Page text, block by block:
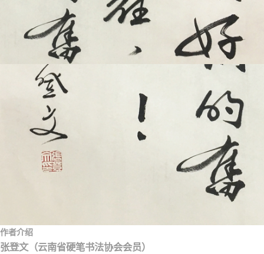
作者介绍
张登文（云南省硬笔书法协会会员）